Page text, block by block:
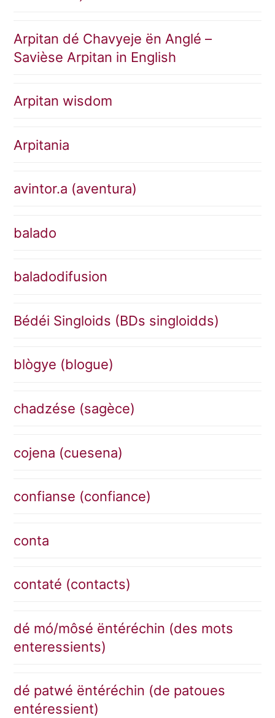
Arpitan dé Chavyeje ën Anglé –
Savièse Arpitan in English
Arpitan wisdom
Arpitania
avintor.a (aventura)
balado
baladodifusion
Bédéi Singloids (BDs singloidds)
blògye (blogue)
chadzése (sagèce)
cojena (cuesena)
confianse (confiance)
conta
contaté (contacts)
dé mó/môsé ëntéréchin (des mots
enteressients)
dé patwé ëntéréchin (de patoues
entéressient)